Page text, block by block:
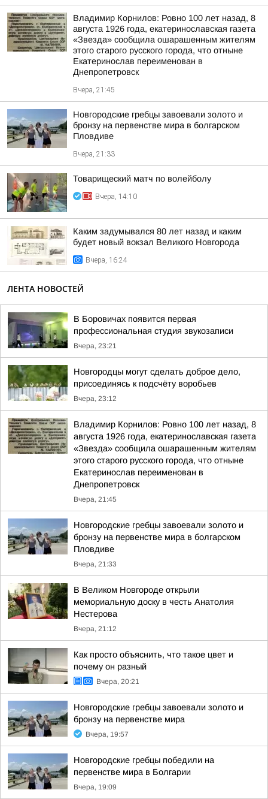
Владимир Корнилов: Ровно 100 лет назад, 8
августа 1926 года, екатеринославская газета
«Звезда» сообщила ошарашенным жителям
этого старого русского города, что отныне
Екатеринослав переименован в
Днепропетровск
Вчера, 21:45
Новгородские гребцы завоевали золото и
бронзу на первенстве мира в болгарском
Пловдиве
Вчера, 21:33
Товарищеский матч по волейболу
Вчера, 14:10
Каким задумывался 80 лет назад и каким
будет новый вокзал Великого Новгорода
Вчера, 16:24
ЛЕНТА НОВОСТЕЙ
В Боровичах появится первая
профессиональная студия звукозаписи
Вчера, 23:21
Новгородцы могут сделать доброе дело,
присоединясь к подсчёту воробьев
Вчера, 23:12
Владимир Корнилов: Ровно 100 лет назад, 8
августа 1926 года, екатеринославская газета
«Звезда» сообщила ошарашенным жителям
этого старого русского города, что отныне
Екатеринослав переименован в
Днепропетровск
Вчера, 21:45
Новгородские гребцы завоевали золото и
бронзу на первенстве мира в болгарском
Пловдиве
Вчера, 21:33
В Великом Новгороде открыли
мемориальную доску в честь Анатолия
Нестерова
Вчера, 21:12
Как просто объяснить, что такое цвет и
почему он разный
Вчера, 20:21
Новгородские гребцы завоевали золото и
бронзу на первенстве мира
Вчера, 19:57
Новгородские гребцы победили на
первенстве мира в Болгарии
Вчера, 19:09